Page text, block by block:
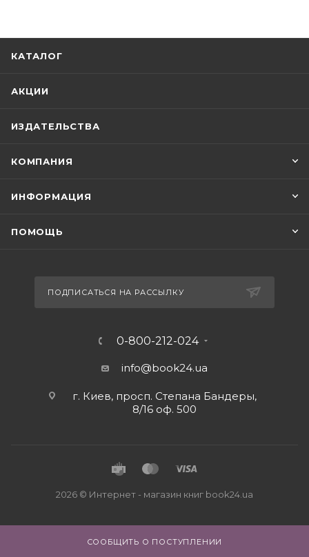
СООБЩИТЬ О ПОСТУПЛЕНИИ
КАТАЛОГ
АКЦИИ
ИЗДАТЕЛЬСТВА
КОМПАНИЯ
ИНФОРМАЦИЯ
ПОМОЩЬ
ПОДПИСАТЬСЯ НА РАССЫЛКУ
0-800-212-024
info@book24.ua
г. Киев, просп. Степана Бандеры,
8/16 оф. 500
2026 © Интернет - магазин книг book24.ua